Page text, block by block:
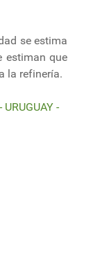
se estima
estiman que
la refinería.
-
informó de
en instancias